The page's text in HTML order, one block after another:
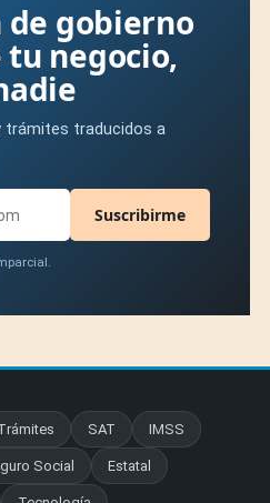
de gobierno
negocio,
trámites traducidos a
Suscribirme
SAT IMSS
Social Estatal